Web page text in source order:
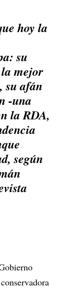
hoy la
su
mejor
su afán
-una
la RDA,
según